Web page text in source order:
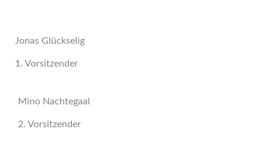
Jonas Glückselig
1. Vorsitzender
Mino Nachtegaal
2. Vorsitzender